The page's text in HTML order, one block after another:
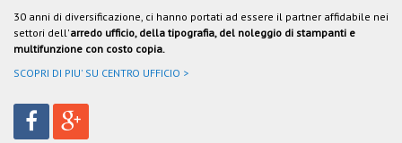
30 anni di diversificazione, ci hanno portati ad essere il partner affidabile nei
settori dell'arredo ufficio, della tipografia, del noleggio di stampanti e
multifunzione con costo copia.
SCOPRI DI PIU' SU CENTRO UFFICIO >